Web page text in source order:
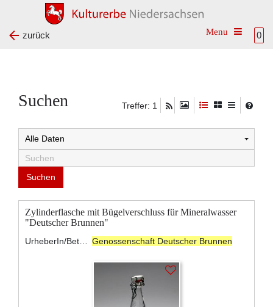
0
Toggle
zurück
Suchen Treffer: 1
Zylinderflasche mit Bügelverschluss für Mineralwasser
"Deutscher Brunnen"
Genossenschaft Deutscher Brunnen